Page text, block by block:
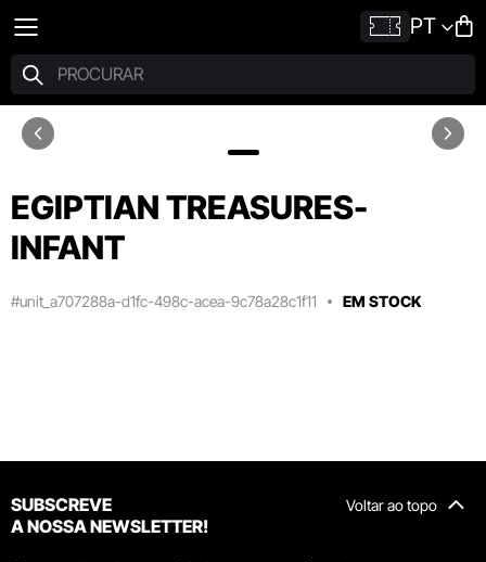
PT
EGIPTIAN TREASURES-
INFANT
#unit_a707288a-d1fc-498c-acea-9c78a28c1f11 EM STOCK
Voltar ao topo
SUBSCREVE
A NOSSA NEWSLETTER!